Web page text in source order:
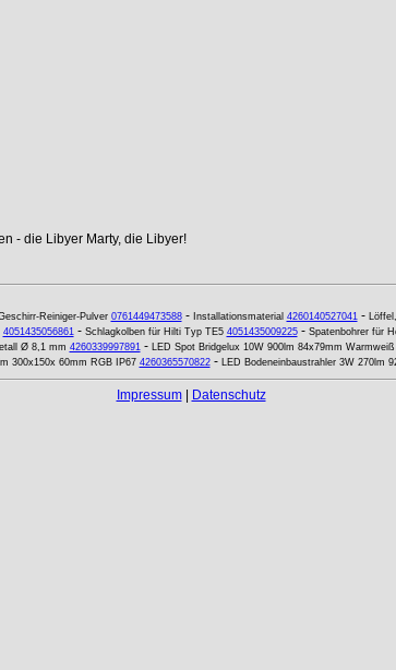
- die Libyer Marty, die Libyer!
Reiniger-Pulver 0761449473588- Installationsmaterial 4260140527041-
4051435056861- Schlagkolben für Hilti Typ TE5 4051435009225- Spatenbohrer für
Ø 8,1 mm 4260339997891- LED Spot Bridgelux 10W 900lm 84x79mm Warmweiß
300x150x 60mm RGB IP67 4260365570822- LED Bodeneinbaustrahler 3W 270lm
Impressum| Datenschutz